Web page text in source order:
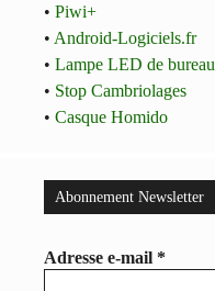
• Piwi+
• Android-Logiciels.fr
• Lampe LED de bureau
• Stop Cambriolages
• Casque Homido
Abonnement Newsletter
Adresse e-mail *